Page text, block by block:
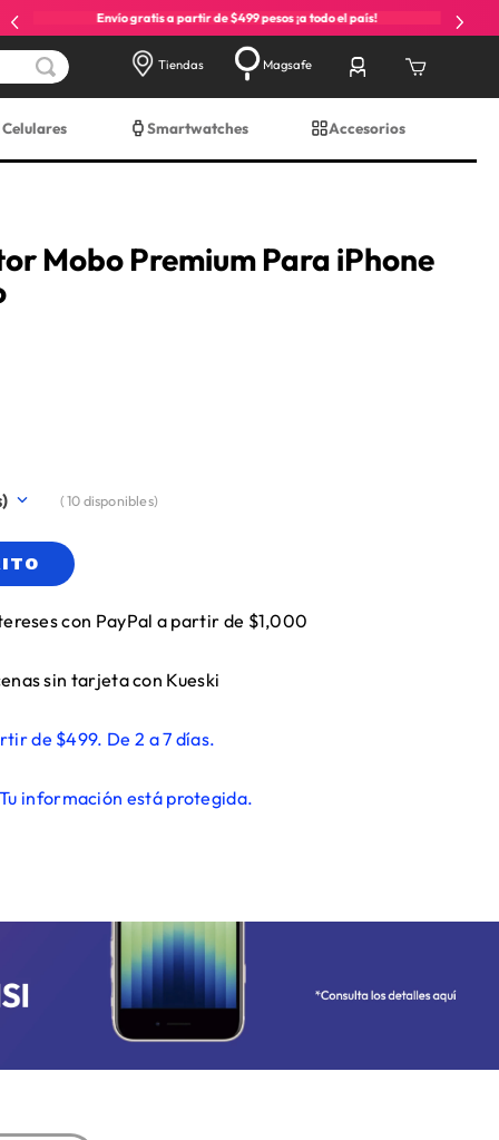
Envío gratis a partir de $499 pesos ¡a todo el país!
Tiendas Magsafe
Celulares Smartwatches Accesorios
Mobo Premium Para iPhone
(10disponibles)
con PayPal a partir de $1,000
sin tarjeta con Kueski
de $499. De 2 a 7 días.
información está protegida.